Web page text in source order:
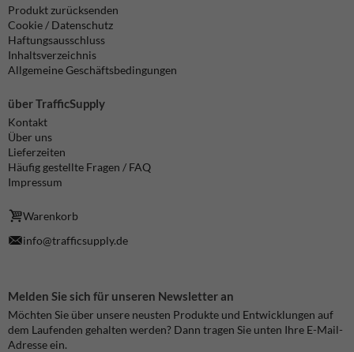
Produkt zurücksenden
Cookie / Datenschutz
Haftungsausschluss
Inhaltsverzeichnis
Allgemeine Geschäftsbedingungen
über TrafficSupply
Kontakt
Über uns
Lieferzeiten
Häufig gestellte Fragen / FAQ
Impressum
Warenkorb
info@trafficsupply.de
Melden Sie sich für unseren Newsletter an
Möchten Sie über unsere neusten Produkte und Entwicklungen auf
dem Laufenden gehalten werden? Dann tragen Sie unten Ihre E-Mail-
Adresse ein.